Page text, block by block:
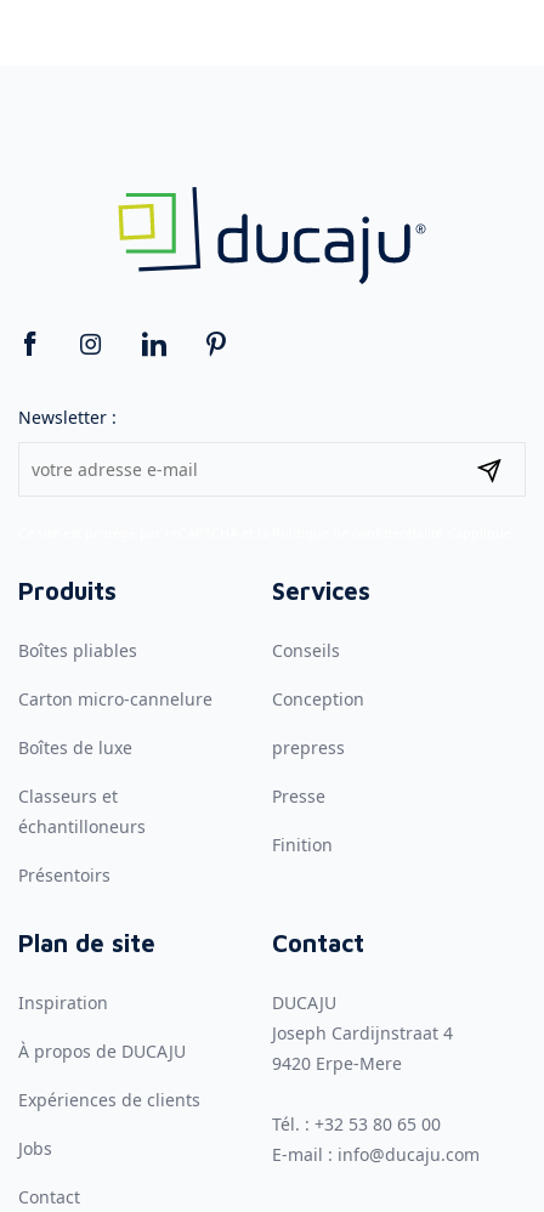
Newsletter :
Produits
Boîtes pliables
Carton micro-cannelure
Boîtes de luxe
Classeurs et
échantilloneurs
Présentoirs
Services
Conseils
Conception
prepress
Presse
Finition
Plan de site
Inspiration
À propos de DUCAJU
Expériences de clients
Jobs
Contact
Contact
DUCAJU
Joseph Cardijnstraat 4
9420 Erpe-Mere
Tél. : +32 53 80 65 00
E-mail : info@ducaju.com